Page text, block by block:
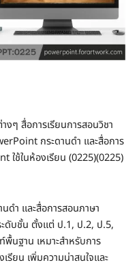
ๆ สื่อการเรียนการสอนวิชา
กระดานดำ และสื่อการ
ใช้ในห้องเรียน (0225)(0225)
ดำ และสื่อการสอนภาษา
ดับชั้น ตั้งแต่ ป.1, ป.2, ป.5,
นฐาน เหมาะสำหรับการ
รียน เพิ่มความน่าสนใจและ